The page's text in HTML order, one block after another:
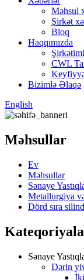
Məhsul
Şirkət
Bloq
Haqqımızda
CWL
Bizimlə Əlaqə
English
Məhsullar
Ev
Məhsullar
Sənaye
Metallurgiya
Dörd sıra
Sənaye
Dərin